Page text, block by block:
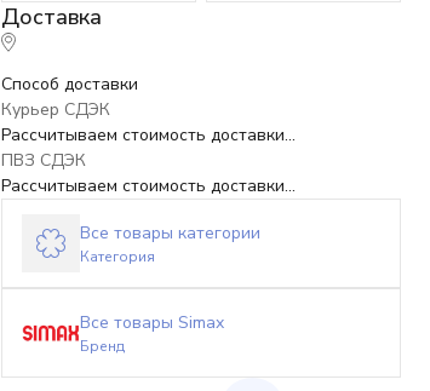
Способ доставки
Курьер СДЭК
Рассчитываем стоимость доставки...
ПВЗ СДЭК
Рассчитываем стоимость доставки...
Все товары категории
Категория
Все товары Simax
Бренд